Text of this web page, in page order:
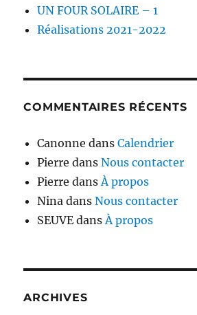
UN FOUR SOLAIRE – 1
Réalisations 2021-2022
COMMENTAIRES RÉCENTS
Canonne dansCalendrier
Pierre dansNous contacter
Pierre dansÀ propos
Nina dansNous contacter
SEUVE dansÀ propos
ARCHIVES